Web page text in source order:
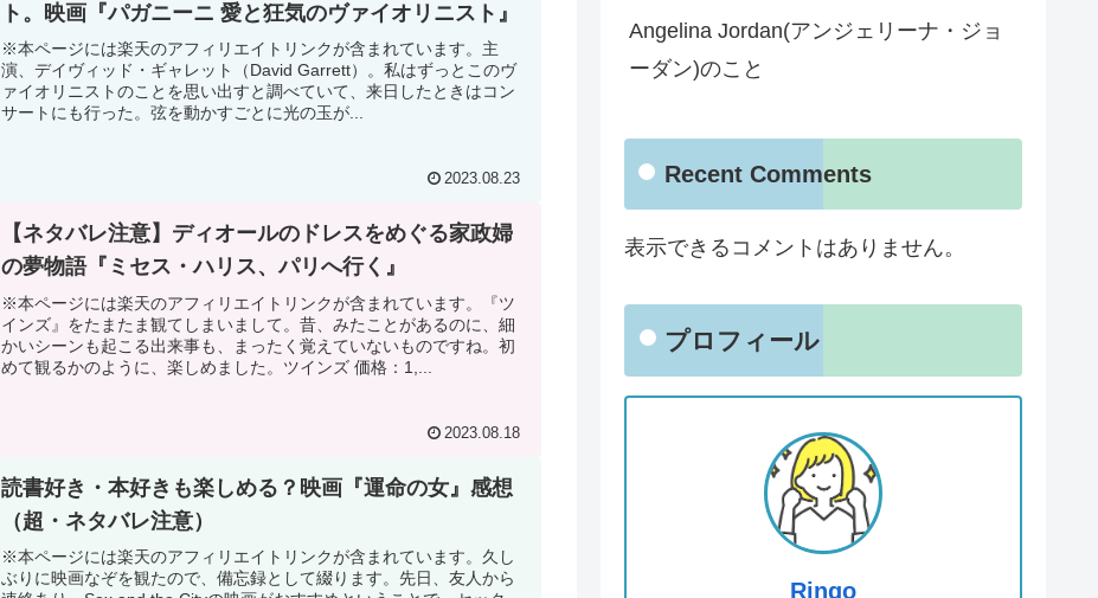
ト。映画『パガニーニ 愛と狂気のヴァイオリニスト』
※本ページには楽天のアフィリエイトリンクが含まれています。主
演、デイヴィッド・ギャレット（David Garrett）。私はずっとこのヴ
ァイオリニストのことを思い出すと調べていて、来日したときはコン
サートにも行った。弦を動かすごとに光の玉が...
2023.08.23
【ネタバレ注意】ディオールのドレスをめぐる家政婦
の夢物語『ミセス・ハリス、パリへ行く』
※本ページには楽天のアフィリエイトリンクが含まれています。『ツ
インズ』をたまたま観てしまいまして。昔、みたことがあるのに、細
かいシーンも起こる出来事も、まったく覚えていないものですね。初
めて観るかのように、楽しめました。ツインズ 価格：1,...
2023.08.18
読書好き・本好きも楽しめる？映画『運命の女』感想
（超・ネタバレ注意）
※本ページには楽天のアフィリエイトリンクが含まれています。久し
ぶりに映画なぞを観たので、備忘録として綴ります。先日、友人から
Angelina Jordan(アンジェリーナ・ジョ
ーダン)のこと
Recent Comments
表示できるコメントはありません。
プロフィール
Ringo